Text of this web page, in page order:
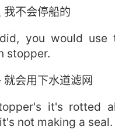
我不会停船的
you would use
stopper.
就会用下水道滤网
it's rotted
not making a seal.